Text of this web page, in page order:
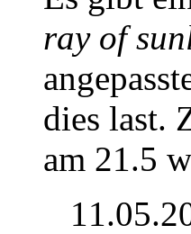
ray of
dies last.
am 21.5